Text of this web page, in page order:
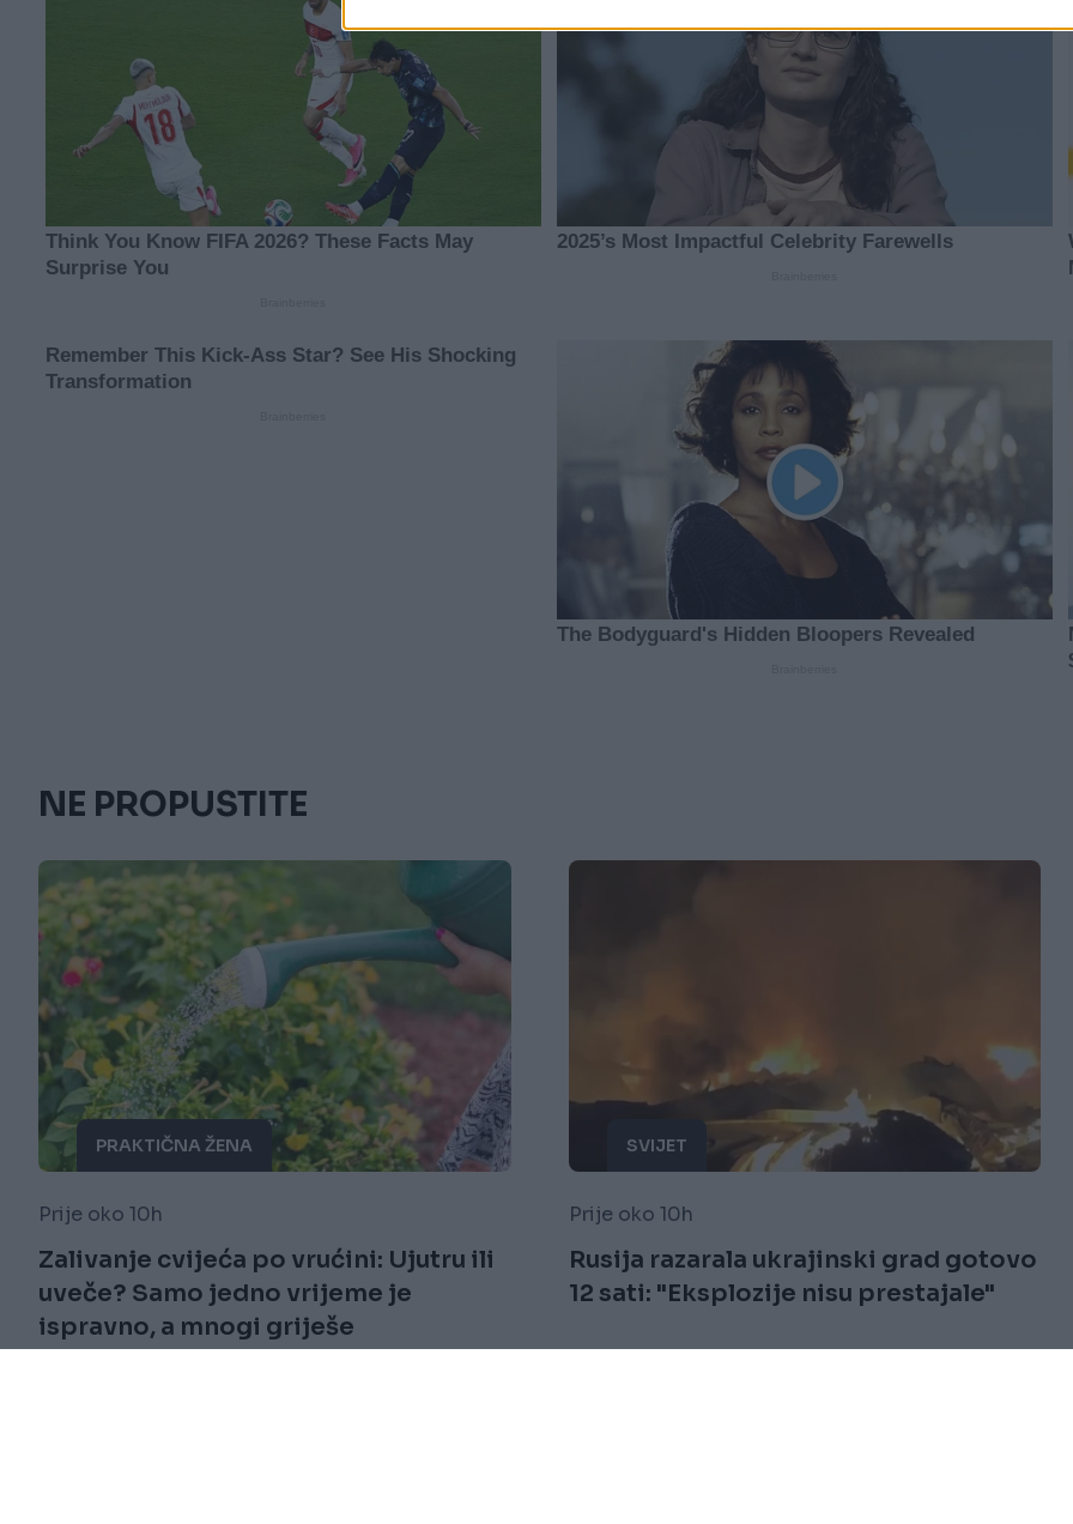
NE PROPUSTITE
PRAKTIČNA ŽENA
Prije oko 10h
Zalivanje cvijeća po vrućini: Ujutru ili
uveče? Samo jedno vrijeme je
ispravno, a mnogi griješe
SVIJET
Prije oko 10h
Rusija razarala ukrajinski grad gotovo
12 sati: "Eksplozije nisu prestajale"